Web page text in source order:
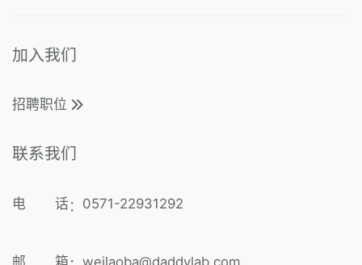
加入我们
招聘职位
联系我们
电 话 ： 0571-22931292
邮 箱 weilaoba@daddylab.com